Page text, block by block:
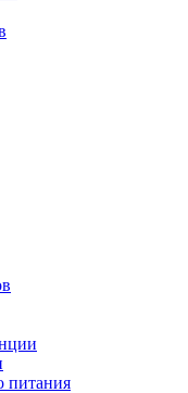
питания